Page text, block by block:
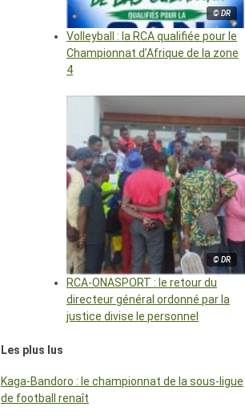
© DR
Volleyball : la RCA qualifiée pour le
Championnat d’Afrique de la zone
4
© DR
RCA-ONASPORT : le retour du
directeur général ordonné par la
justice divise le personnel
Les plus lus
Kaga-Bandoro : le championnat de la sous-ligue
de football renaît